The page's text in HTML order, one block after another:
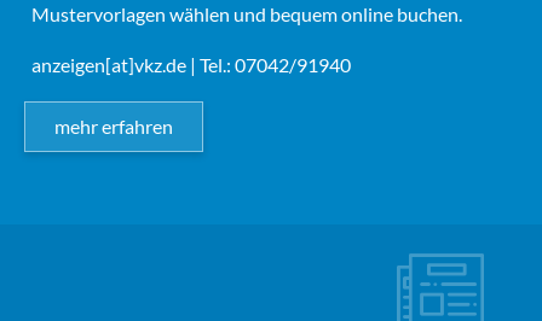
Mustervorlagen wählen und bequem online buchen.
anzeigen[at]vkz.de | Tel.: 07042/91940
mehr erfahren